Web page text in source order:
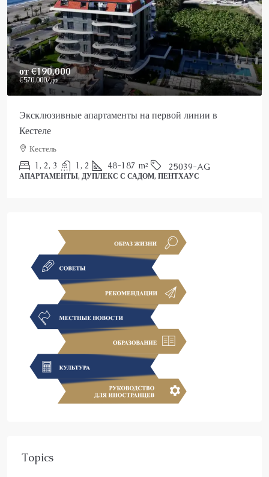
Price On Request
Роскошный пентхаус в Аланье на продажу
Аланья, Каргыджак
2
ПЕНТХАУС